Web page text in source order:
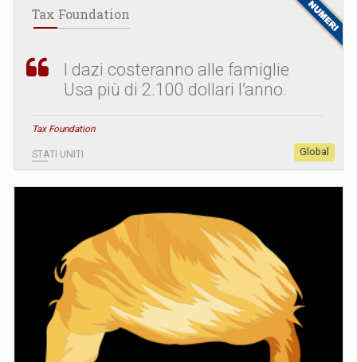
Tax Foundation
I dazi costeranno alle famiglie
Usa più di 2.100 dollari l’anno.
Tax Foundation
STATI UNITI Global